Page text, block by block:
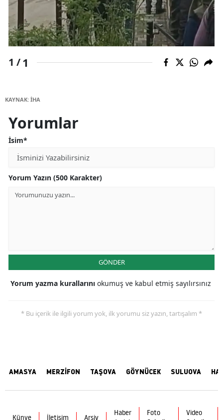
1 /1
KAYNAK: İHA
Yorumlar
İsim*
Yorum Yazın (500 Karakter)
GÖNDER
Yorum yazma kurallarını okumuş ve kabul etmiş sayılırsınız
* Bu içerik ile ilgili yorum yok, ilk yorumu siz yazın, tartışalım *
AMASYA MERZİFON TAŞOVA GÖYNÜCEK SULUOVA
Künye İletişim Arşiv
Haber
Foto
Video